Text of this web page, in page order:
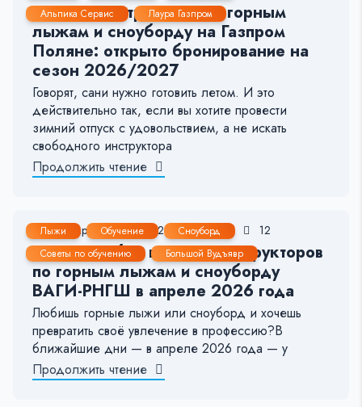
Альпика Сервис
Лаура Газпром
Лучшие инструкторы по горным
лыжам и сноуборду на Газпром
Поляне: открыто бронирование на
сезон 2026/2027
Говорят, сани нужно готовить летом. И это
действительно так, если вы хотите провести
зимний отпуск с удовольствием, а не искать
свободного инструктора
Продолжить чтение
Лыжи Обучение
Сноуборд
Советы по обучению
Большой Вудъявр
29 Мар, 2026 1-2 мин. 92 12
Открыт набор в школу инструкторов
по горным лыжам и сноуборду
ВАГИ-РНГШ в апреле 2026 года
Любишь горные лыжи или сноуборд и хочешь
превратить своё увлечение в профессию?В
ближайшие дни — в апреле 2026 года — у
Продолжить чтение